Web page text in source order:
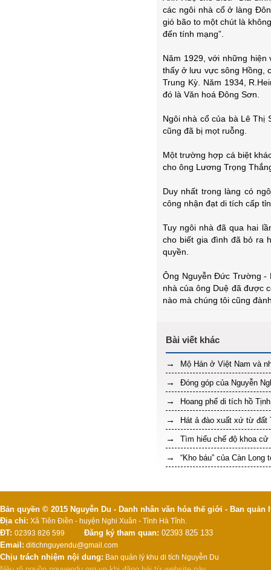
các ngôi nhà cổ ở làng
gió bão to một chút là
đến tính mạng”.
Năm 1929, với những
thấy ở lưu vực sông Hồng,
Trung Kỳ. Năm 1934,
đó là Văn hoá Đông Sơn.
Ngôi nhà cổ của bà Lê Thị
cũng đã bị mọt ruỗng.
Một trường hợp cá biệt
cho ông Lương Trọng
Duy nhất trong làng có
công nhận đạt di tích cấp
Tuy ngôi nhà đã qua hai
cho biết gia đình đã bỏ ra
quyền.
Ông Nguyễn Đức Trường -
nhà của ông Duệ đã được
nào mà chúng tôi cũng
Mộ Hán ở Việt Nam và
Đóng góp của Nguyễn
Hoang phế di tích hồ
Hát ả đào xuất xứ từ đất
Tìm hiểu chế độ khoa
“Kho báu” của Càn Long
Bản quyền © 2015 Nguyễn Du - Danh nhân văn hóa thế giới - Ban
Địa chỉ: Xã Tiên Điền - huyện Nghi Xuân - Tỉnh Hà Tĩnh.
ĐT: 02393 826 599 Đăng ký tham quan: 02393 825 133
Email: ditichnguyendu@gmail.com
Chịu trách nhiệm nội dung: Ban quản lý khu di tích Nguyễn Du